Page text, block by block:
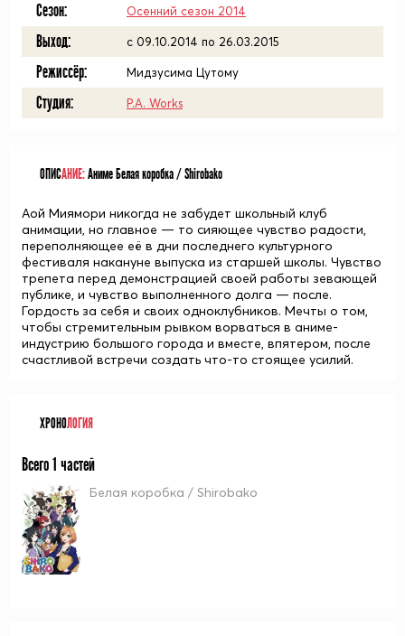
Сезон: Осенний сезон 2014
Выход: c 09.10.2014 по 26.03.2015
Режиссёр: Мидзусима Цутому
Студия: P.A. Works
ОПИСАНИЕ:Аниме Белая коробка / Shirobako
Аой Миямори никогда не забудет школьный клуб
анимации, но главное — то сияющее чувство радости,
переполняющее её в дни последнего культурного
фестиваля накануне выпуска из старшей школы. Чувство
трепета перед демонстрацией своей работы зевающей
публике, и чувство выполненного долга — после.
Гордость за себя и своих одноклубников. Мечты о том,
чтобы стремительным рывком ворваться в аниме-
индустрию большого города и вместе, впятером, после
счастливой встречи создать что-то стоящее усилий.
ХРОНОЛОГИЯ
Всего 1 частей
Белая коробка / Shirobako